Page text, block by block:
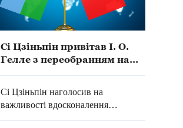
Сі Цзіньпін привітав І. О.
Гелле з переобранням на
Сі Цзіньпін наголосив на
важливості вдосконалення
довгострокового механізму